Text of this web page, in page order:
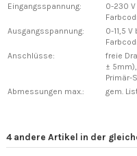
Eingangsspannung:
0-230 V
Ausgangsspannung:
0-11,5
Anschlüsse:
freie
± 5mm),
Primär-
Abmessungen max.:
gem.
4 andere Artikel in der